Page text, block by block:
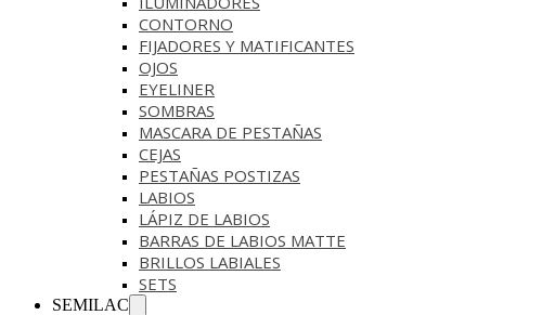
CONTORNO
FIJADORES Y MATIFICANTES
OJOS
EYELINER
SOMBRAS
MASCARA DE PESTAÑAS
CEJAS
PESTAÑAS POSTIZAS
LABIOS
LÁPIZ DE LABIOS
BARRAS DE LABIOS MATTE
BRILLOS LABIALES
SETS
SEMILAC